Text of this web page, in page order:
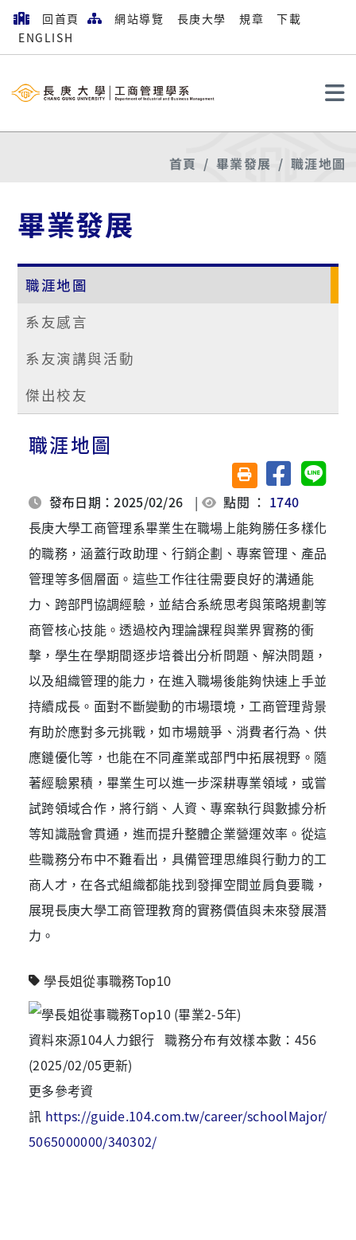
回首頁 網站導覽 長庚大學 規章
下載
ENGLISH
首頁 畢業發展 職涯地圖
畢業發展
職涯地圖
系友感言
系友演講與活動
傑出校友
職涯地圖
友善列印(另開視窗)
分享至臉書分享
發布日期：2025/02/26 | 點閱 ： 1740
長庚大學工商管理系畢業生在職場上能夠勝任多樣化
的職務，涵蓋行政助理、行銷企劃、專案管理、產品
管理等多個層面。這些工作往往需要良好的溝通能
力、跨部門協調經驗，並結合系統思考與策略規劃等
商管核心技能。透過校內理論課程與業界實務的衝
擊，學生在學期間逐步培養出分析問題、解決問題，
以及組織管理的能力，在進入職場後能夠快速上手並
持續成長。面對不斷變動的市場環境，工商管理背景
有助於應對多元挑戰，如市場競爭、消費者行為、供
應鏈優化等，也能在不同產業或部門中拓展視野。隨
著經驗累積，畢業生可以進一步深耕專業領域，或嘗
試跨領域合作，將行銷、人資、專案執行與數據分析
等知識融會貫通，進而提升整體企業營運效率。從這
些職務分布中不難看出，具備管理思維與行動力的工
商人才，在各式組織都能找到發揮空間並肩負要職，
展現長庚大學工商管理教育的實務價值與未來發展潛
力。
學長姐從事職務Top10
資料來源104人力銀行 職務分布有效樣本數：456
(2025/02/05更新)
更多參考資
訊 https://guide.104.com.tw/career/schoolMajor/
5065000000/340302/